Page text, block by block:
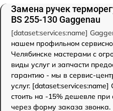
Замена ручек
BS 255-130 Gaggenau
[dataset:services:name]
нашем профильном
Челябинске мастерами с
виды услуг и запчасти
гарантию - мы в сервис-
услуг.
стоить на -15% дешевле
через форму заказа звонка.